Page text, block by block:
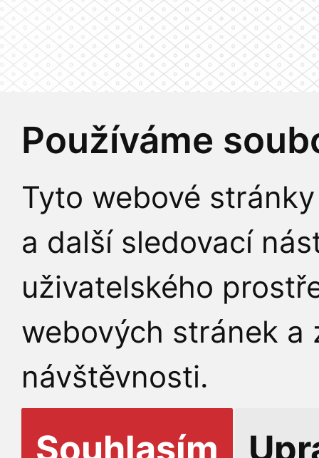
Používáme
Tyto webové
a další sledovací
uživatelského
webových stránek a
návštěvnosti.
Souhlasím